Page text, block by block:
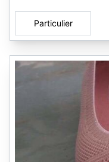
Particulier